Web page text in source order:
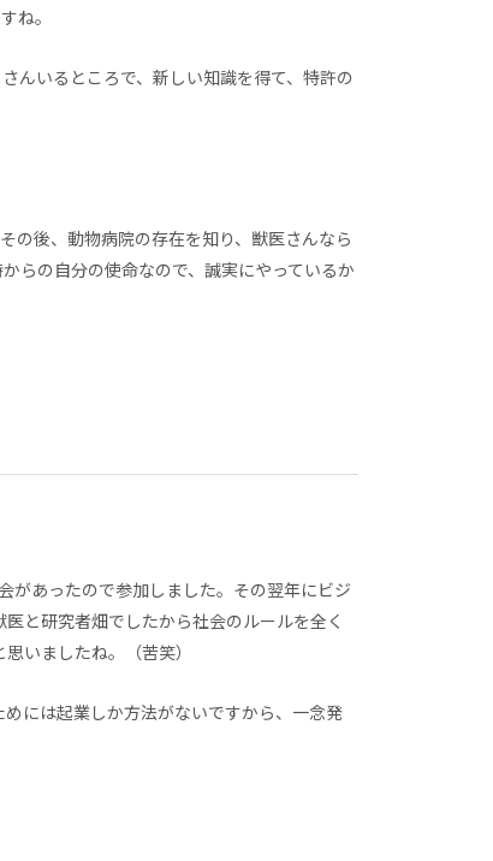
ね。
んいるところで、新しい知識を得て、特許の
の後、動物病院の存在を知り、獣医さんなら
らの自分の使命なので、誠実にやっているか
があったので参加しました。その翌年にビジ
と研究者畑でしたから社会のルールを全く
いましたね。（苦笑）
には起業しか方法がないですから、一念発